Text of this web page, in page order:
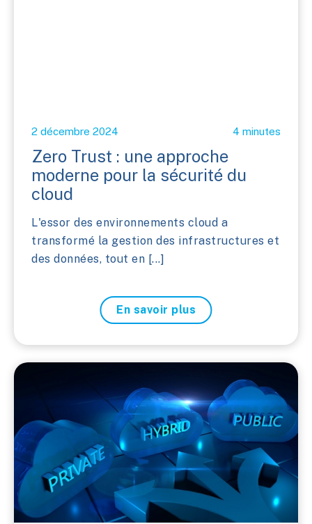
2 décembre 2024 4 minutes
Zero Trust : une approche
moderne pour la sécurité du
cloud
L'essor des environnements cloud a
transformé la gestion des infrastructures et
des données, tout en [...]
En savoir plus